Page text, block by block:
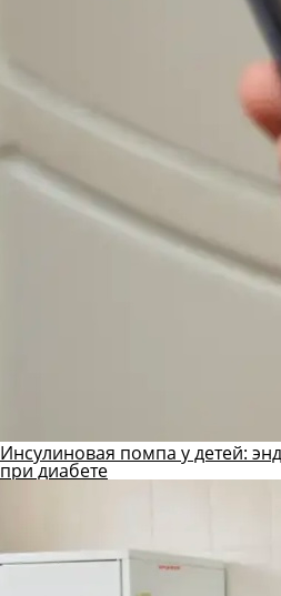
Инсулиновая помпа у детей:
при диабете